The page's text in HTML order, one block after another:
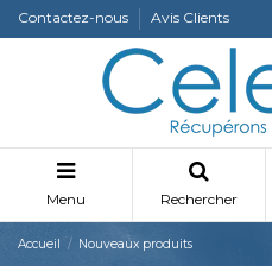
Contactez-nous Avis Clients
Menu Rechercher
Accueil Nouveaux produits